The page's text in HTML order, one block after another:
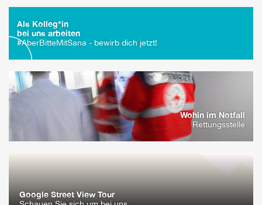
Als Kolleg*in
bei uns arbeiten
#AberBitteMitSana - bewirb dich jetzt!
Wohin im Notfall
Rettungsstelle
Google Street View Tour